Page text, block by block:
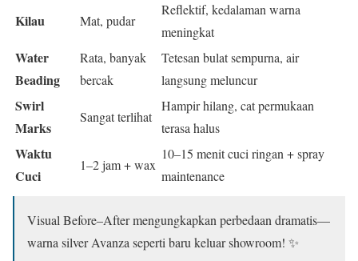
Kilau Mat, pudar
Reflektif, kedalaman warna
meningkat
Water
Beading
Rata, banyak
bercak
Tetesan bulat sempurna, air
langsung meluncur
Swirl
Marks
Sangat terlihat
Hampir hilang, cat permukaan
terasa halus
Waktu
Cuci
1–2 jam + wax
10–15 menit cuci ringan + spray
maintenance
Visual Before–After mengungkapkan perbedaan dramatis—
warna silver Avanza seperti baru keluar showroom! ✨